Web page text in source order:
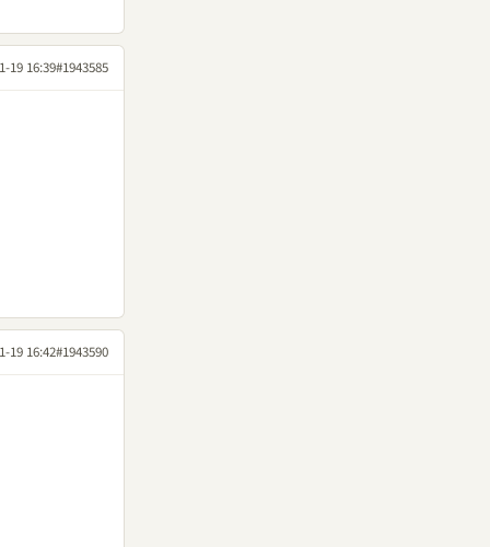
19 16:39#1943585
19 16:42#1943590